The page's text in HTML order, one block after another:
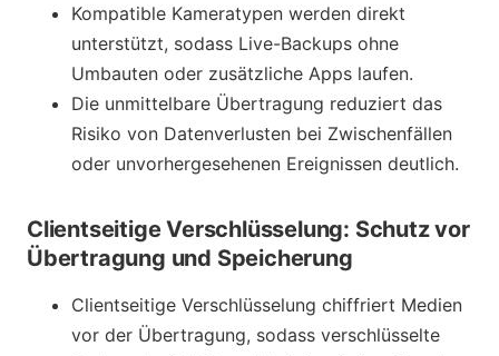
Kompatible Kameratypen werden direkt
unterstützt, sodass Live-Backups ohne
Umbauten oder zusätzliche Apps laufen.
Die unmittelbare Übertragung reduziert das
Risiko von Datenverlusten bei Zwischenfällen
oder unvorhergesehenen Ereignissen deutlich.
Clientseitige Verschlüsselung: Schutz vor
Übertragung und Speicherung
Clientseitige Verschlüsselung chiffriert Medien
vor der Übertragung, sodass verschlüsselte